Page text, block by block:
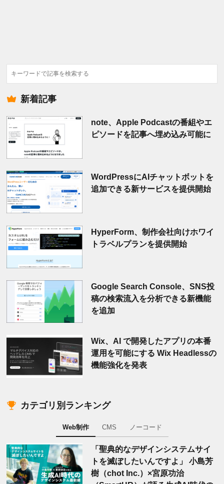
検
索
新着記事
note、Apple Podcastの番組やエ
ピソードを記事へ埋め込み可能に
WordPressにAIチャットボットを
追加できる新サービスを提供開始
HyperForm、制作会社向けホワイ
トラベルプランを提供開始
Google Search Console、SNS投
稿の検索流入を分析できる新機能
を追加
Wix、AI で開発したアプリの本番
運用を可能にする Wix Headlessの
機能強化を発表
カテゴリ別ランキング
Web制作 CMS ノーコード
「聖典的なデザインシステムサイ
トを滅ぼしたいんですよ」 小島芳
樹（chot Inc.）×宮原功治